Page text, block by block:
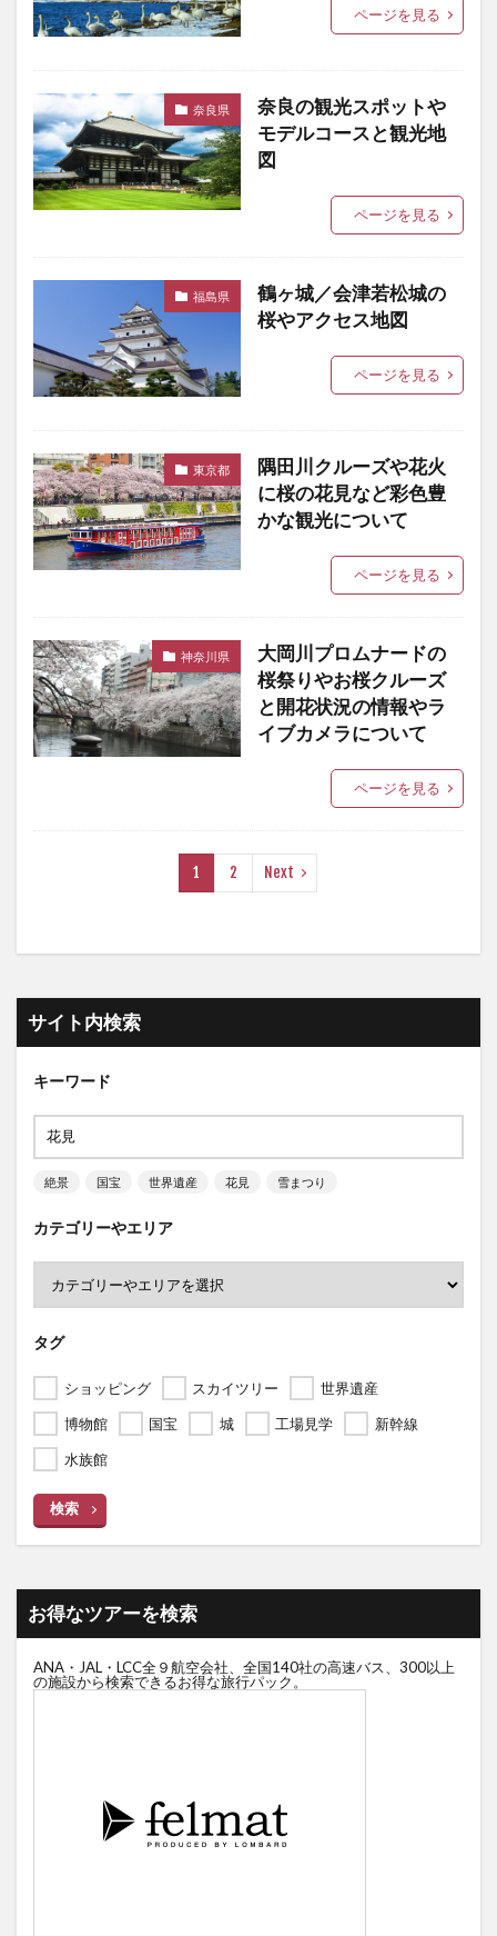
ページを見る
奈良県
奈良の観光スポットや
モデルコースと観光地
図
ページを見る
福島県
鶴ヶ城／会津若松城の
桜やアクセス地図
ページを見る
東京都
隅田川クルーズや花火
に桜の花見など彩色豊
かな観光について
ページを見る
神奈川県
大岡川プロムナードの
桜祭りやお桜クルーズ
と開花状況の情報やラ
イブカメラについて
ページを見る
1 2 Next
サイト内検索
キーワード
絶景 国宝 世界遺産 花見 雪まつり
カテゴリーやエリア
タグ
ショッピング スカイツリー
世界遺産
博物館
国宝 城 工場見学
新幹線
水族館
検索
お得なツアーを検索
ANA・JAL・LCC全９航空会社、全国140社の高速バス、300以上
の施設から検索できるお得な旅行パック。